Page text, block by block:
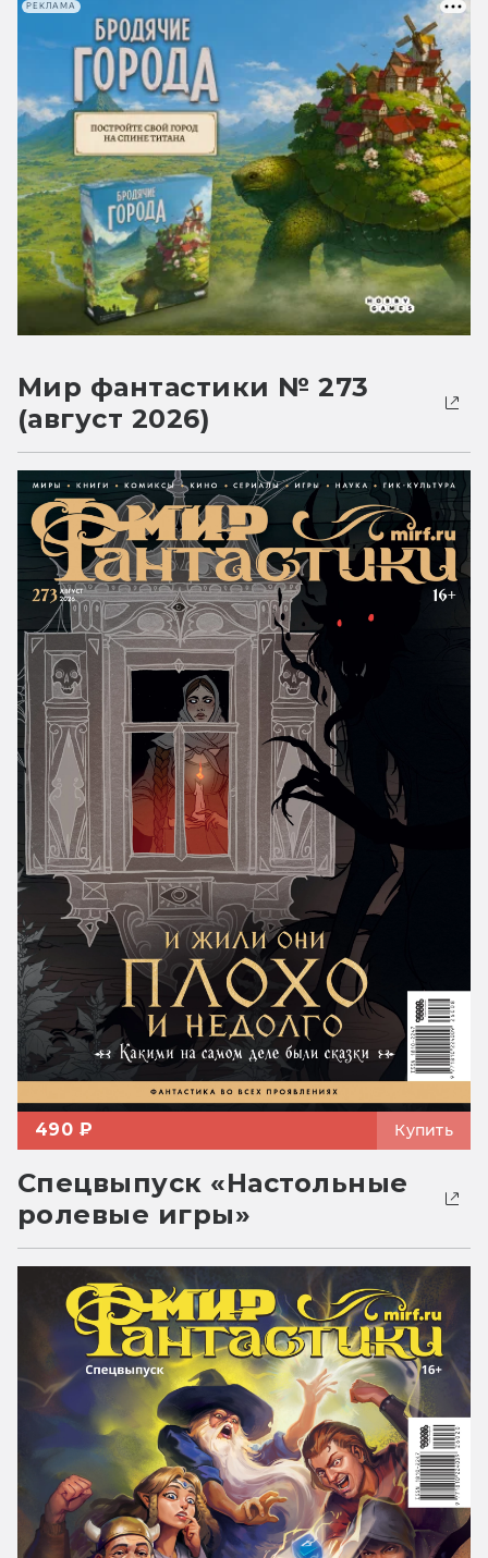
РЕКЛАМА
Мир фантастики № 273
(август 2026)
490 ₽ Купить
Спецвыпуск «Настольные
ролевые игры»